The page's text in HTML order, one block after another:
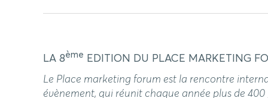
LA 8ème EDITION DU PLACE MARKETING
Le Place marketing forum est la rencontre
évènement, qui réunit chaque année plus de